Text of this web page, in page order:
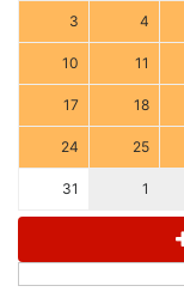
3 4
10 11
17 18
24 25
31 1